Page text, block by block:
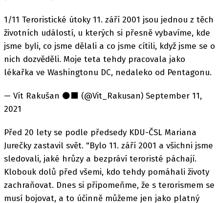
1/11 Teroristické útoky 11. září 2001 jsou jednou z těch
životních událostí, u kterých si přesně vybavíme, kde
jsme byli, co jsme dělali a co jsme cítili, když jsme se o
nich dozvěděli. Moje teta tehdy pracovala jako
lékařka ve Washingtonu DC, nedaleko od Pentagonu.
— Vít Rakušan ⚫️⬛️ (@Vit_Rakusan) September 11,
2021
Před 20 lety se podle předsedy KDU-ČSL Mariana
Jurečky zastavil svět. "Bylo 11. září 2001 a všichni jsme
sledovali, jaké hrůzy a bezpráví teroristé páchají.
Klobouk dolů před všemi, kdo tehdy pomáhali životy
zachraňovat. Dnes si připomeňme, že s terorismem se
musí bojovat, a to účinně můžeme jen jako platný